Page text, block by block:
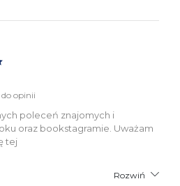
opinii
poleceń znajomych i
oraz bookstagramie. Uważam
tej
Rozwiń